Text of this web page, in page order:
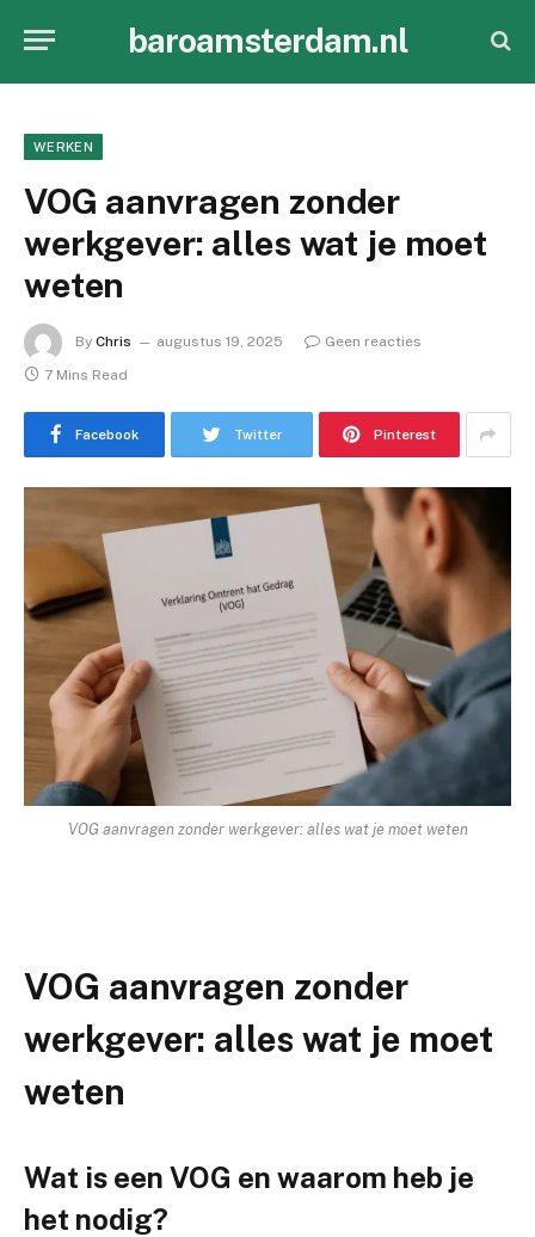
baroamsterdam.nl
WERKEN
VOG aanvragen zonder
werkgever: alles wat je moet
weten
By Chris augustus 19, 2025
Geen reacties
7 Mins Read
Facebook Twitter Pinterest
VOG aanvragen zonder werkgever: alles wat je moet weten
VOG aanvragen zonder
werkgever: alles wat je moet
weten
Wat is een VOG en waarom heb je
het nodig?